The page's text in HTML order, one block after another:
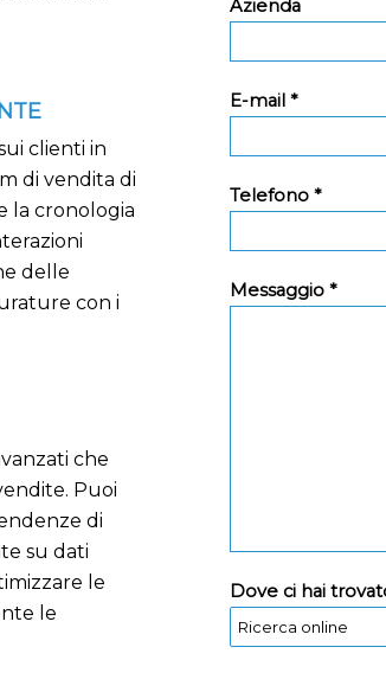
clienti in
di vendita di
la cronologia
delle
con i
che
Puoi
di
su dati
le
le
Azienda
E-mail *
Telefono *
Messaggio *
Dove ci hai